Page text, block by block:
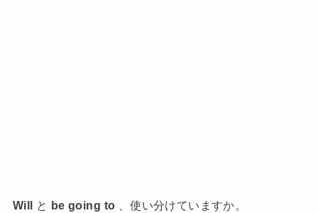
Will と be going to 、使い分けていますか。